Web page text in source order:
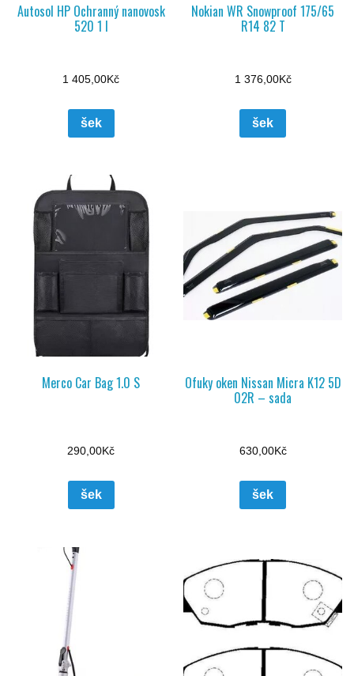
Autosol HP Ochranný nanovosk
520 1 l
1 405,00Kč
šek
Nokian WR Snowproof 175/65
R14 82 T
1 376,00Kč
šek
Merco Car Bag 1.0 S
290,00Kč
šek
Ofuky oken Nissan Micra K12 5D
02R – sada
630,00Kč
šek